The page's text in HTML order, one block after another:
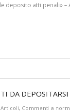
deposito atti penali»
DA
Articoli, Commenti a